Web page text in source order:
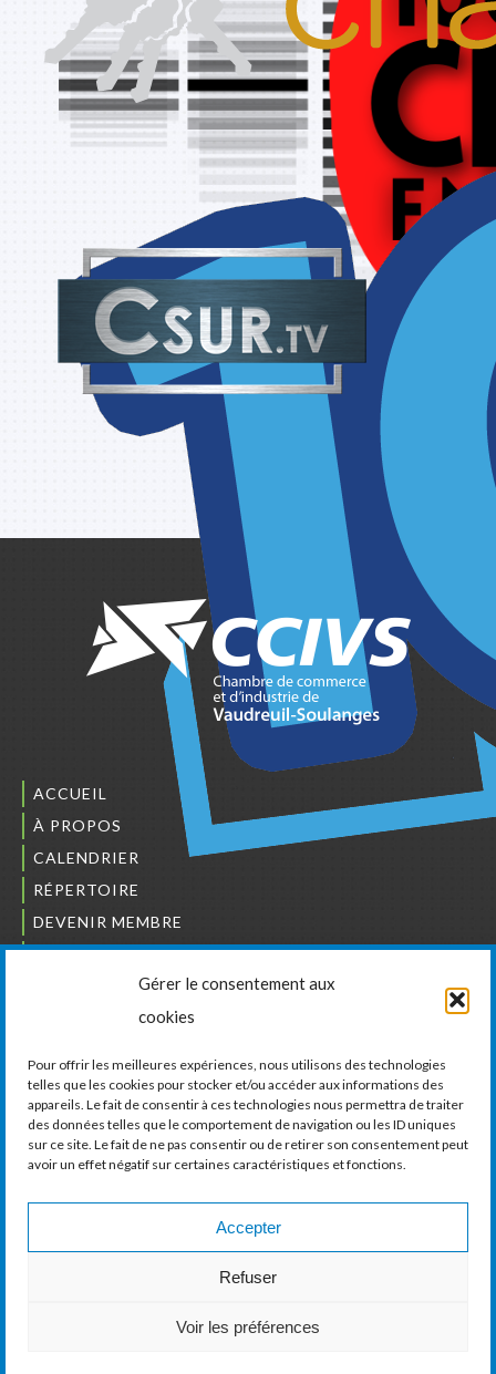
Gérer le consentement aux
cookies
Pour offrir les meilleures expériences, nous utilisons des technologies
telles que les cookies pour stocker et/ou accéder aux informations des
appareils. Le fait de consentir à ces technologies nous permettra de traiter
des données telles que le comportement de navigation ou les ID uniques
sur ce site. Le fait de ne pas consentir ou de retirer son consentement peut
avoir un effet négatif sur certaines caractéristiques et fonctions.
Accepter
Refuser
Voir les préférences
ACCUEIL
À PROPOS
CALENDRIER
RÉPERTOIRE
DEVENIR MEMBRE
NOUS JOINDRE
L’ORDRE DES BÂTISSEURS
LA CHAMBRE DE COMMERCE ET D’INDUSTRIE
DE VAUDREUIL-SOULANGES
11, boul. de la Cité-des-Jeunes, Suite 201